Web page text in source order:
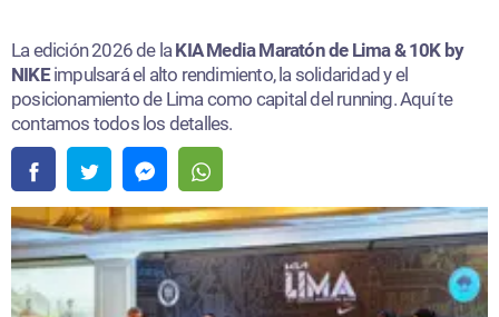
La edición 2026 de la KIA Media Maratón de Lima & 10K by
NIKEimpulsará el alto rendimiento, la solidaridad y el
posicionamiento de Lima como capital del running. Aquí te
contamos todos los detalles.